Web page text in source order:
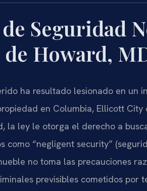
Seguridad
Howard,
ha resultado lesionado en un
en Columbia, Ellicott
la ley le otorga el derecho a
como “negligent security”
no toma las precauciones
previsibles cometidos por